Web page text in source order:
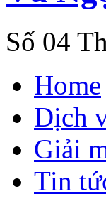
Số 04
Home
Dịch
Giải
Tin